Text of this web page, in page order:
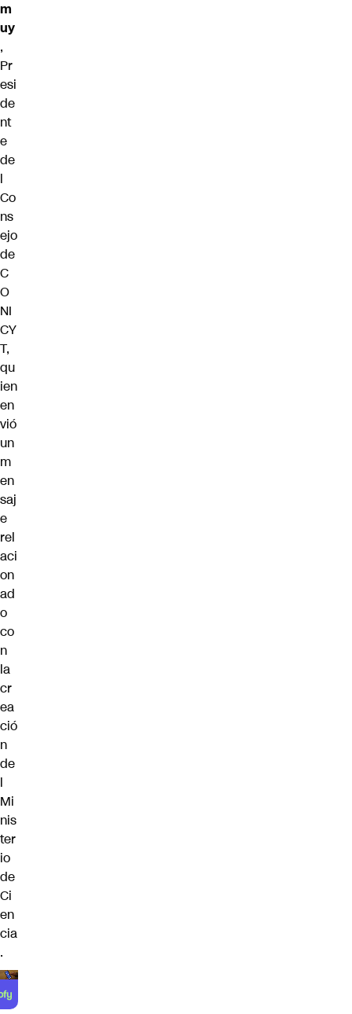
m
uy
,
Pr
esi
de
nt
e
de
l
Co
ns
ejo
de
C
O
NI
CY
T,
qu
ien
en
vió
un
m
en
saj
e
rel
aci
on
ad
o
co
n
la
cr
ea
ció
n
de
l
Mi
nis
ter
io
de
Ci
en
cia
.